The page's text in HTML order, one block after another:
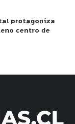
protagoniza
centro de